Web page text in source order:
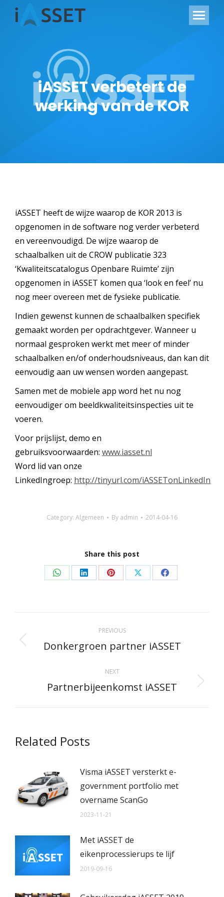
iASSET verbetert de
werking van de KOR
iASSET heeft de wijze waarop de KOR 2013 is
opgenomen in de software nog verder verbeterd
en vereenvoudigd. De wijze waarop de
schaalbalken uit de CROW publicatie 323
‘Kwaliteitscatalogus Openbare Ruimte’ zijn
opgenomen in iASSET komen qua ‘look en feel’ nu
nog meer overeen met de fysieke publicatie.
Indien gewenst kunnen de schaalbalken specifiek
gemaakt worden per opdrachtgever. Wanneer u
normaal gesproken werkt met meer of minder
schaalbalken en/of onderhoudsniveaus, dan kan dit
eenvoudig aan uw wensen worden aangepast.
Samen met de mobiele app word het nu nog
eenvoudiger om beeldkwaliteitsinspecties uit te
voeren.
Voor prijslijst, demo en
gebruiksvoorwaarden: www.iasset.nl
Word lid van onze
LinkedIngroep: http://tinyurl.com/iASSETonLinkedIn
Category: Algemeen By admin 2014-04-16
Share this post
Share Share Share Share Share
navigation
PREVIOUS
Previous
Donkergroen partner iASSET
NEXT
Next
Partnerbijeenkomst iASSET
Related Posts
Visma iASSET versterkt e-
government portfolio met
overname ScanGo
2023-11-21
Met iASSET de
eikenprocessierups te lijf
2019-09-16